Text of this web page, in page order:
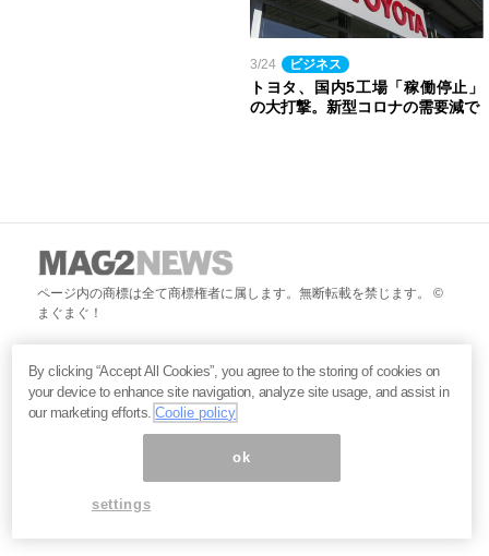
3/24 ビジネス
トヨタ、国内5工場「稼働停止」
の大打撃。新型コロナの需要減で
ページ内の商標は全て商標権者に属します。無断転載を禁じます。 ©
まぐまぐ！
By clicking “Accept All Cookies”, you agree to the storing of cookies on
your device to enhance site navigation, analyze site usage, and assist in
our marketing efforts.Coolie policy
ok
settings